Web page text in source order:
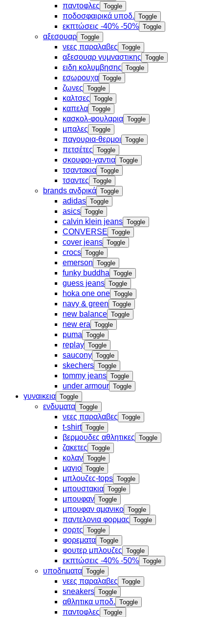
παντοφλες Toggle
ποδοσφαιρικά υποδ. Toggle
εκπτώσεις -40% -50% Toggle
αξεσουαρ Toggle
νεες παραλαβες Toggle
αξεσουαρ γυμναστικης Toggle
ειδη κολυμβησης Toggle
εσωρουχα Toggle
ζωνες Toggle
καλτσες Toggle
καπελα Toggle
κασκολ-φουλαρια Toggle
μπαλες Toggle
παγουρια-θερμοι Toggle
πετσέτες Toggle
σκουφοι-γαντια Toggle
τσαντακια Toggle
τσαντες Toggle
brands ανδρικά Toggle
adidas Toggle
asics Toggle
calvin klein jeans Toggle
CONVERSE Toggle
cover jeans Toggle
crocs Toggle
emerson Toggle
funky buddha Toggle
guess jeans Toggle
hoka one one Toggle
navy & green Toggle
new balance Toggle
new era Toggle
puma Toggle
replay Toggle
saucony Toggle
skechers Toggle
tommy jeans Toggle
under armour Toggle
γυναικεια Toggle
ενδυματα Toggle
νεες παραλαβες Toggle
t-shirt Toggle
βερμουδες αθλητικες Toggle
ζακετες Toggle
κολαν Toggle
μαγιο Toggle
μπλουζες-tops Toggle
μπουστακια Toggle
μπουφαν Toggle
μπουφαν αμανικο Toggle
παντελονια φορμας Toggle
σορτς Toggle
φορεματα Toggle
φουτερ μπλουζες Toggle
εκπτώσεις -40% -50% Toggle
υποδηματα Toggle
νεες παραλαβες Toggle
sneakers Toggle
αθλητικα υποδ. Toggle
παντοφλες Toggle